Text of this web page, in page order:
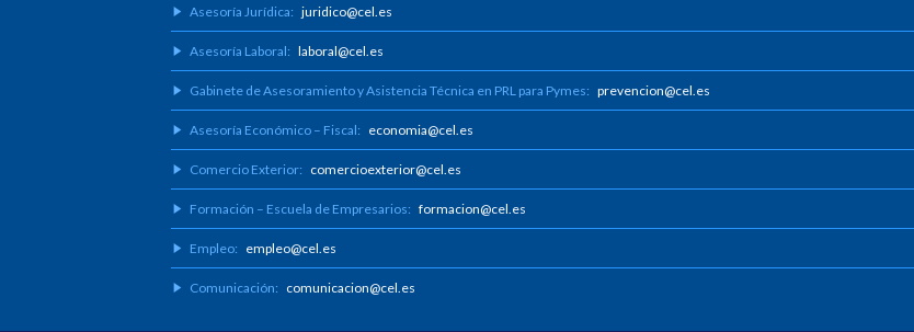
Asesoría Jurídica: juridico@cel.es
Asesoría Laboral: laboral@cel.es
Gabinete de Asesoramiento y Asistencia Técnica en PRL para Pymes: prevencion@cel.es
Asesoría Económico – Fiscal: economia@cel.es
Comercio Exterior: comercioexterior@cel.es
Formación – Escuela de Empresarios: formacion@cel.es
Empleo: empleo@cel.es
Comunicación: comunicacion@cel.es